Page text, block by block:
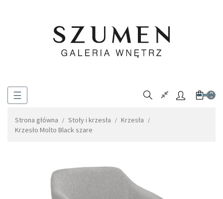
Toggle
☰ 0
Strona główna Stoły i krzesła
Krzesła
Krzesło Molto Black szare